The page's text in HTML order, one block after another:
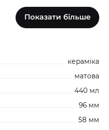
323
Показати більше
кераміка
матова
440 мл
96 мм
58 мм